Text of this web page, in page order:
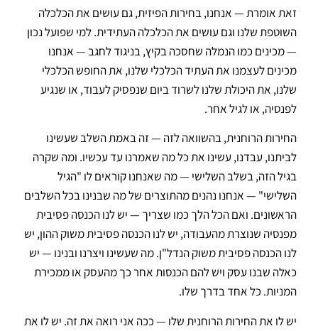
זאת אומרת — אנחנו, בחירות הפיזית, גם עושים את הכלכלה
השוטפת שלנו וגם עושים את הכלכלה העתידית. למי שפועל נכון
— מכינים כמו הנמלה שחסכה בקיץ, בניגוד לחגב — אנחנו
מכינים לעצמנו את העתיד הכלכלי שלנו, את החופש הכלכלי
שלנו, את היכולת שלנו לשרוד ביום שנפסיק לעבוד, או שנגיע
לפנסיה, או לגיל אחר.
החירות הרוחנית, בהשוואה לזה — זה באמת השלב שעשינו
לביתנו, עבדנו, עשינו את כל מה שאמרנו עד עכשיו. ומה שקרה
בגיל הזה, בשלב השלישי — מה שאנחנו קוראים לו "הגיל
השלישי" — אנחנו נהנים מהתוצרים של מה שבנינו בכל השלבים
הראשונים. ואם הכל הלך כמו שצריך — יש לנו הכנסה פסיבית
מפנסיה שנוצרת מהעבודה, יש לנו הכנסה פסיבית משוק ההון, יש
לנו הכנסה פסיבית משוק הנדל"ן. מה שעשינו ויצרנו ובנינו — יש
כאלה שבנו עסק ויש להם הכנסות אחר כך מהעסק או ממכירת
המניות. כל אחד בדרך שלו.
יש לו את החירות הרוחנית שלו — ככה אני רואה את זה. יש לו את